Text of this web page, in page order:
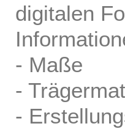
digitalen
- Maße
-
-